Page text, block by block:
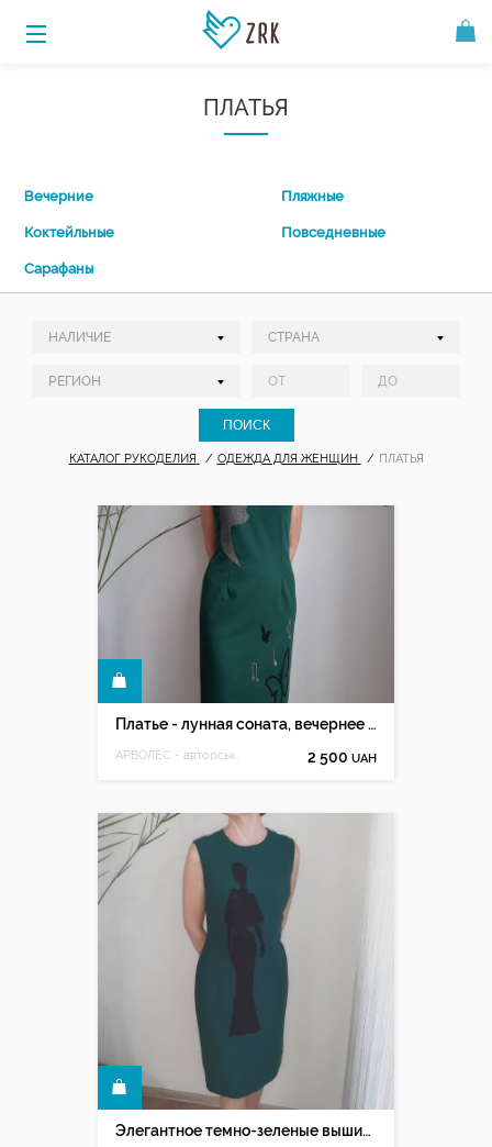
ПЛАТЬЯ
Вечерние
Коктейльные
Пляжные
Повседневные
Сарафаны
КАТАЛОГ РУКОДЕЛИЯ ОДЕЖДА ДЛЯ ЖЕНЩИН ПЛАТЬЯ
Платье - лунная соната, вечернее платье с ручной вышивкой
АРВОЛЕС - авторська ручна вишивка Олесі Мацюк 2 500 UAH
Элегантное темно-зеленые вышитое вручную коктейльное платье